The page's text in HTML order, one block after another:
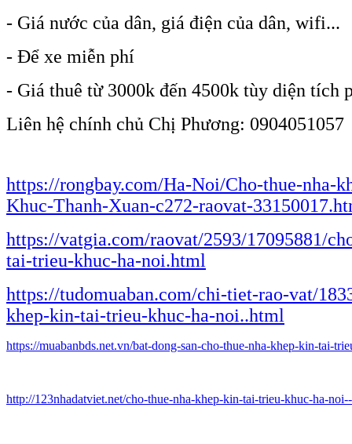
- Giá nước của dân, giá điện của dân, wifi...
- Để xe miễn phí
- Giá thuê từ 3000k đến 4500k tùy diện tích
Liên hệ chính chủ Chị Phương: 0904051057
https://rongbay.com/Ha-Noi/Cho-thue-nha-
Khuc-Thanh-Xuan-c272-raovat-
https://vatgia.com/raovat/2593/17095881/
tai-trieu-khuc-ha-noi.html
https://tudomuaban.com/chi-tiet-rao-vat/
khep-kin-tai-trieu-khuc-ha-noi..html
https://muabanbds.net.vn/bat-dong-san-cho-thue-nha-khep-kin-tai-
http://123nhadatviet.net/cho-thue-nha-khep-kin-tai-trieu-khuc-ha-